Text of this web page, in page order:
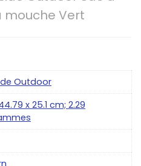
mouche Vert
Outdoor
x 25.1 cm; 2.29